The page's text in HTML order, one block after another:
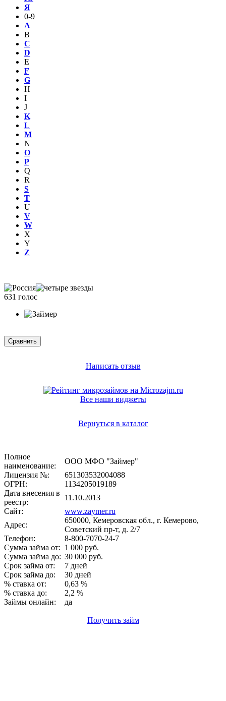
Я
0-9
A
B
C
D
E
F
G
H
I
J
K
L
M
N
O
P
Q
R
S
T
U
V
W
X
Y
Z
631 голос
Написать отзыв
Все наши виджеты
Вернуться в каталог
Полное
наименование:
ООО МФО "Займер"
Лицензия №:
651303532004088
ОГРН:
1134205019189
Дата внесения в
реестр:
11.10.2013
Сайт:
www.zaymer.ru
Адрес:
650000, Кемеровская обл., г. Кемерово,
Советский пр-т, д. 2/7
Телефон:
8-800-7070-24-7
Сумма займа от: 1 000 руб.
Сумма займа до: 30 000 руб.
Срок займа от:
7 дней
Срок займа до:
30 дней
% ставка от:
0,63 %
% ставка до:
2,2 %
Займы онлайн:
да
Получить займ